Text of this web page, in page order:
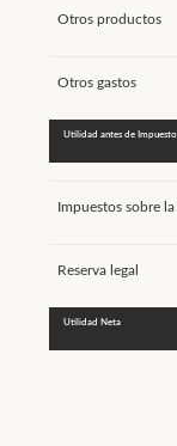
Otros productos
Otros gastos
Utilidad antes de
Impuestos sobre
Reserva legal
Utilidad Neta